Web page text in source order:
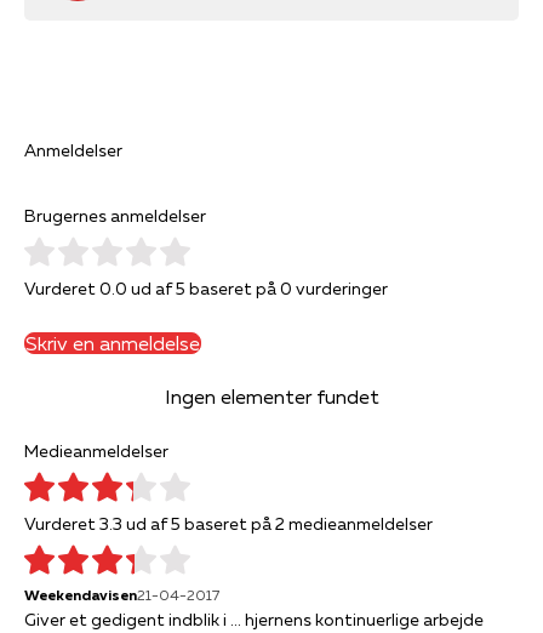
Anmeldelser
Brugernes anmeldelser
Vurderet 0.0 ud af 5 baseret på 0 vurderinger
Skriv en anmeldelse
Ingen elementer fundet
Medieanmeldelser
Vurderet 3.3 ud af 5 baseret på 2 medieanmeldelser
Weekendavisen21-04-2017
Giver et gedigent indblik i ... hjernens kontinuerlige arbejde